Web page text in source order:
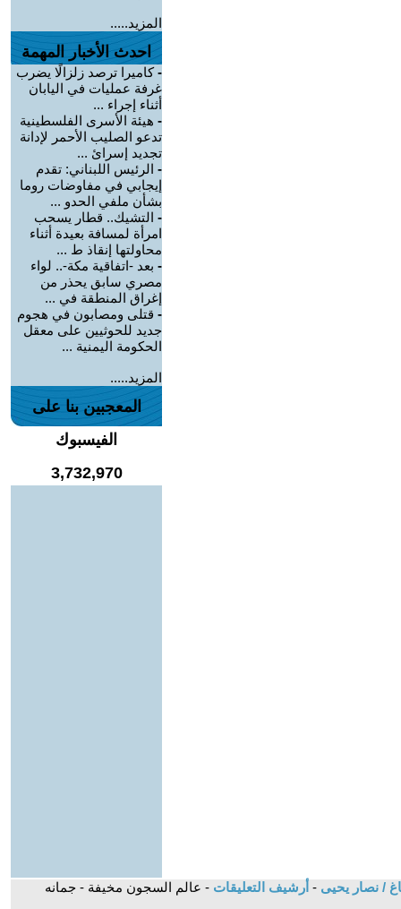
المزيد.....
احدث الأخبار المهمة
-كاميرا ترصد زلزالًا يضرب
غرفة عمليات في اليابان
أثناء إجراء ...
- هيئة الأسرى الفلسطينية
تدعو الصليب الأحمر لإدانة
تجديد إسرائ ...
- الرئيس اللبناني: تقدم
إيجابي في مفاوضات روما
بشأن ملفي الحدو ...
- التشيك.. قطار يسحب
امرأة لمسافة بعيدة أثناء
محاولتها إنقاذ ط ...
- بعد -اتفاقية مكة-.. لواء
مصري سابق يحذر من
إغراق المنطقة في ...
- قتلى ومصابون في هجوم
جديد للحوثيين على معقل
الحكومة اليمنية ...
المزيد.....
المعجبين بنا على
الفيسبوك
3,732,970
/ نصار يحيى - أرشيف التعليقات - عالم السجون مخيفة - جمانه